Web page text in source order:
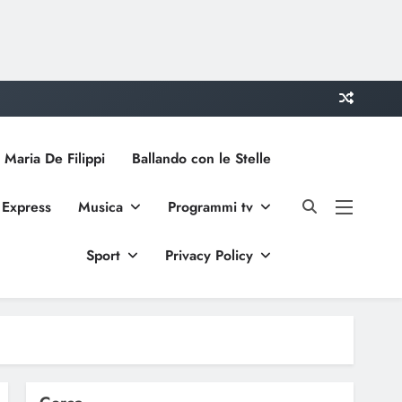
De Filippi Ballando con le Stelle
Musica Programmi tv
Sport Privacy Policy